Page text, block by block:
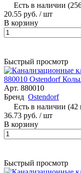
Есть в наличии
20.55 руб. / шт
В корзину
Быстрый просмотр
880010 Ostendorf
Арт. 880010
Бренд Ostendorf
Есть в наличии (42
36.73 руб. / шт
В корзину
Быстрый просмотр